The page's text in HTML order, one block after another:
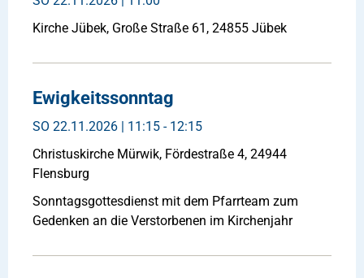
Kirche Jübek, Große Straße 61, 24855 Jübek
Ewigkeitssonntag
SO 22.11.2026 | 11:15 - 12:15
Christuskirche Mürwik, Fördestraße 4, 24944
Flensburg
Sonntagsgottesdienst mit dem Pfarrteam zum
Gedenken an die Verstorbenen im Kirchenjahr